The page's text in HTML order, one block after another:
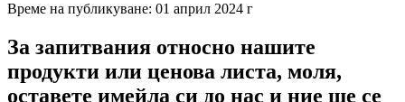
Време на публикуване: 01 април 2024 г
За запитвания относно нашите
продукти или ценова листа, моля,
оставете имейла си до нас и ние ще се